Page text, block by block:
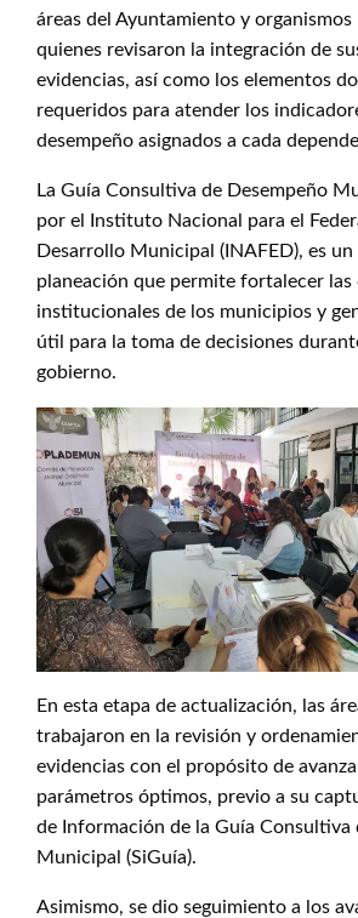
áreas del Ayuntamiento y organismos
quienes revisaron la integración de
evidencias, así como los elementos
requeridos para atender los
desempeño asignados a cada
La Guía Consultiva de Desempeño
por el Instituto Nacional para el
Desarrollo Municipal (INAFED), es
planeación que permite fortalecer las
institucionales de los municipios y
útil para la toma de decisiones
gobierno.
En esta etapa de actualización, las
trabajaron en la revisión y
evidencias con el propósito de
parámetros óptimos, previo a su
de Información de la Guía Consultiva
Municipal (SiGuía).
Asimismo, se dio seguimiento a los